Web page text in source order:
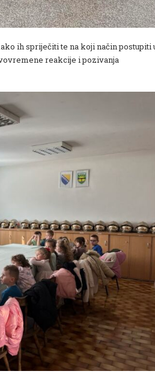
ih spriječiti te na koji način postupiti
reakcije i pozivanja